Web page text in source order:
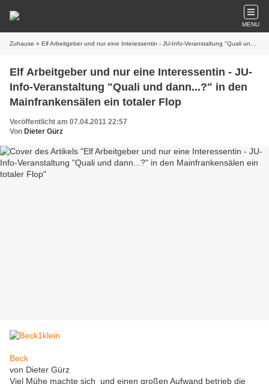
MENU
Zuhause » Elf Arbeitgeber und nur eine Interessentin - JU-Info-Veranstaltung "Quali und dann...?" in den Mainfrankensälen ein totaler Flop
Elf Arbeitgeber und nur eine Interessentin - JU-
Info-Veranstaltung "Quali und dann...?" in den
Mainfrankensälen ein totaler Flop
Veröffentlicht am 07.04.2011 22:57
Von Dieter Gürz
Beck
von Dieter Gürz
Viel Mühe machte sich und einen großen Aufwand betrieb die